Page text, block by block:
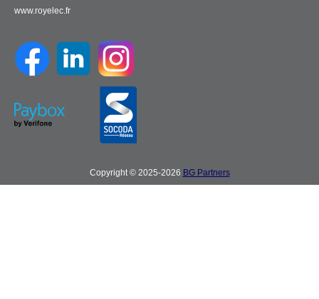
www.royelec.fr
Copyright © 2025-2026 BG Partners